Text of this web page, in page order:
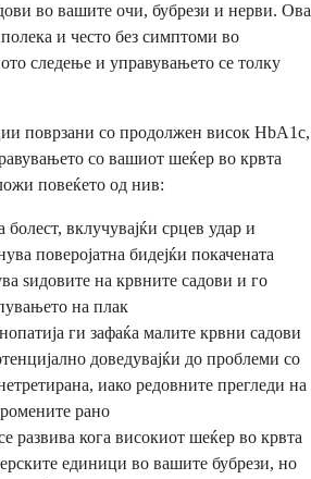
во вашите очи, бубрези и нерви. Ова
и често без симптоми во
следење и управувањето се толку
поврзани со продолжен висок HbA1c,
со вашиот шеќер во крвта
повеќето од нив:
болест, вклучувајќи срцев удар и
поверојатна бидејќи покачената
ѕидовите на крвните садови и го
на плак
ги зафаќа малите крвни садови
доведувајќи до проблеми со
иако редовните прегледи на
рано
развива кога високиот шеќер во крвта
единици во вашите бубрези, но